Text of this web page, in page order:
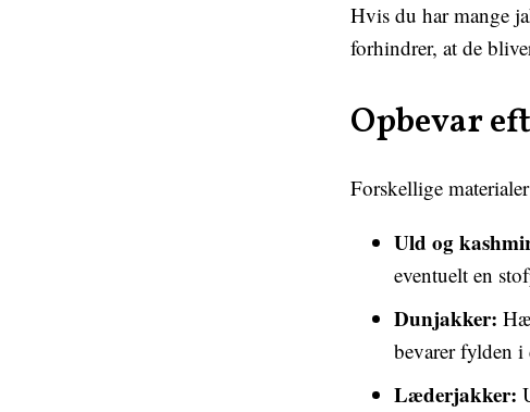
Hvis du har mange
forhindrer, at de
Opbevar
Forskellige
Uld og
eventuelt en
Dunjakker:
bevarer fylden i
Læderjakker: